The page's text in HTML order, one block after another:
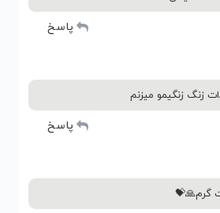
پاسخ
زنگ زنگیمو میزنم
پاسخ
گرم🙏💝